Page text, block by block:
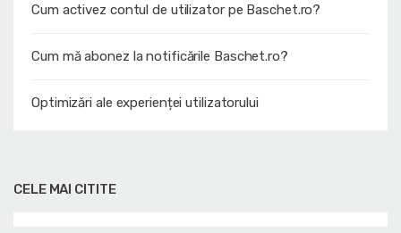
Cum activez contul de utilizator pe Baschet.ro?
Cum mă abonez la notificările Baschet.ro?
Optimizări ale experienței utilizatorului
CELE MAI CITITE